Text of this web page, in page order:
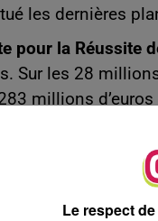
les dernières
pour la Réussite
Sur les 28
millions
les toitures
mise aux
panneauxLe respect